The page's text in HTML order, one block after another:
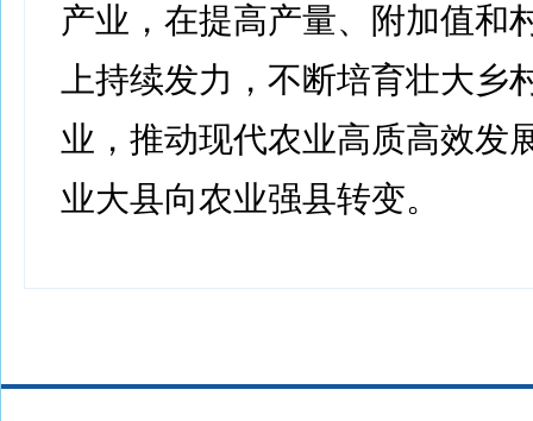
产业，在提高产量、附加值和
上持续发力，不断培育壮大乡
业，推动现代农业高质高效发
业大县向农业强县转变。